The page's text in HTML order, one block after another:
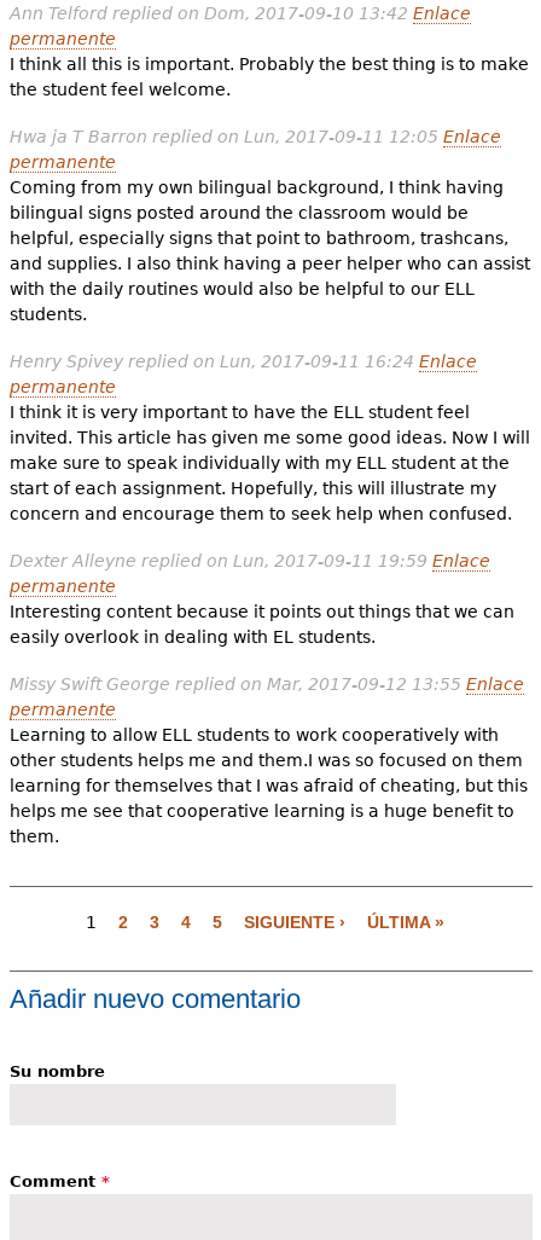
Ann Telfordreplied on Dom, 2017-09-10 13:42 Enlace
permanente
I think all this is important. Probably the best thing is to make
the student feel welcome.
Hwa ja T Barron replied on Lun, 2017-09-11 12:05 Enlace
permanente
Coming from my own bilingual background, I think having
bilingual signs posted around the classroom would be
helpful, especially signs that point to bathroom, trashcans,
and supplies. I also think having a peer helper who can assist
with the daily routines would also be helpful to our ELL
students.
Henry Spiveyreplied on Lun, 2017-09-11 16:24 Enlace
permanente
I think it is very important to have the ELL student feel
invited. This article has given me some good ideas. Now I will
make sure to speak individually with my ELL student at the
start of each assignment. Hopefully, this will illustrate my
concern and encourage them to seek help when confused.
Dexter Alleyne replied on Lun, 2017-09-11 19:59 Enlace
permanente
Interesting content because it points out things that we can
easily overlook in dealing with EL students.
Missy Swift George replied on Mar, 2017-09-12 13:55 Enlace
permanente
Learning to allow ELL students to work cooperatively with
other students helps me and them.I was so focused on them
learning for themselves that I was afraid of cheating, but this
helps me see that cooperative learning is a huge benefit to
them.
i
1 2 3 4 5 SIGUIENTE › ÚLTIMA »
Añadir nuevo comentario
Su nombre
Comment *